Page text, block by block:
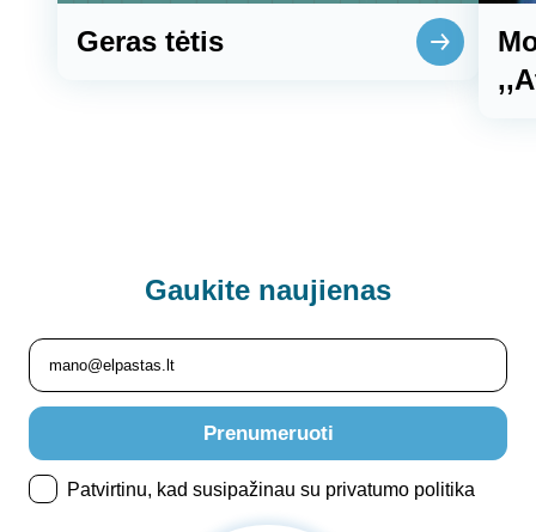
Geras tėtis
Gaukite naujienas
Prenumeruoti
Patvirtinu, kad susipažinau su privatumo politika